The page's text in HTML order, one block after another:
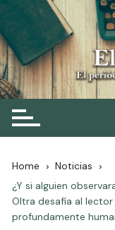
Skip
to
content
El periódico digital
Home
Noticias
¿Y si alguien
Oltra desafía al
profundamente